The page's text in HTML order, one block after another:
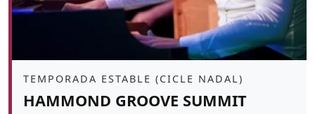
Àmbit
TEMPORADA ESTABLE (CICLE NADAL)
HAMMOND GROOVE SUMMIT